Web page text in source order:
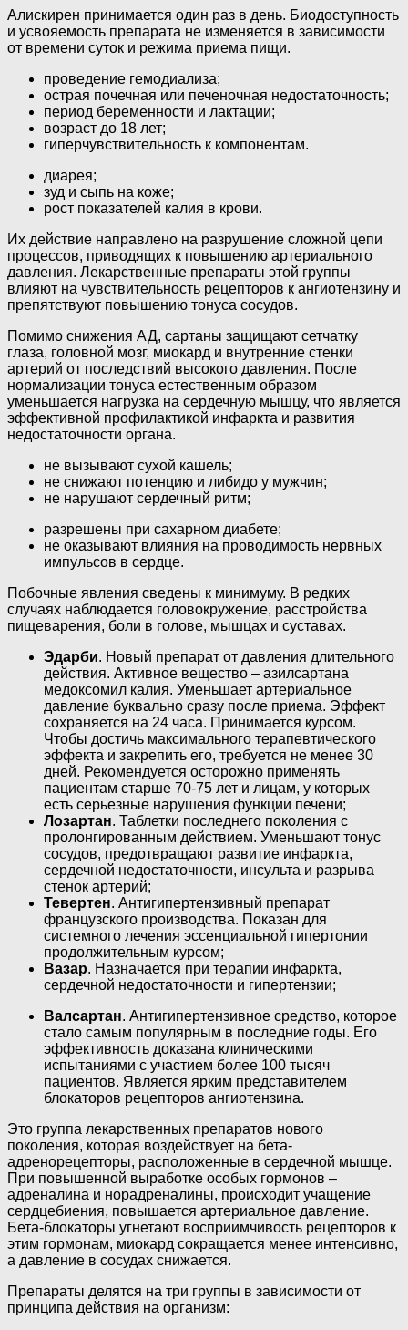
Алискирен принимается один раз в день. Биодоступность
и усвояемость препарата не изменяется в зависимости
от времени суток и режима приема пищи.
проведение гемодиализа;
острая почечная или печеночная недостаточность;
период беременности и лактации;
возраст до 18 лет;
гиперчувствительность к компонентам.
диарея;
зуд и сыпь на коже;
рост показателей калия в крови.
Их действие направлено на разрушение сложной цепи
процессов, приводящих к повышению артериального
давления. Лекарственные препараты этой группы
влияют на чувствительность рецепторов к ангиотензину и
препятствуют повышению тонуса сосудов.
Помимо снижения АД, сартаны защищают сетчатку
глаза, головной мозг, миокард и внутренние стенки
артерий от последствий высокого давления. После
нормализации тонуса естественным образом
уменьшается нагрузка на сердечную мышцу, что является
эффективной профилактикой инфаркта и развития
недостаточности органа.
не вызывают сухой кашель;
не снижают потенцию и либидо у мужчин;
не нарушают сердечный ритм;
разрешены при сахарном диабете;
не оказывают влияния на проводимость нервных
импульсов в сердце.
Побочные явления сведены к минимуму. В редких
случаях наблюдается головокружение, расстройства
пищеварения, боли в голове, мышцах и суставах.
Эдарби. Новый препарат от давления длительного
действия. Активное вещество – азилсартана
медоксомил калия. Уменьшает артериальное
давление буквально сразу после приема. Эффект
сохраняется на 24 часа. Принимается курсом.
Чтобы достичь максимального терапевтического
эффекта и закрепить его, требуется не менее 30
дней. Рекомендуется осторожно применять
пациентам старше 70-75 лет и лицам, у которых
есть серьезные нарушения функции печени;
Лозартан. Таблетки последнего поколения с
пролонгированным действием. Уменьшают тонус
сосудов, предотвращают развитие инфаркта,
сердечной недостаточности, инсульта и разрыва
стенок артерий;
Тевертен. Антигипертензивный препарат
французского производства. Показан для
системного лечения эссенциальной гипертонии
продолжительным курсом;
Вазар. Назначается при терапии инфаркта,
сердечной недостаточности и гипертензии;
Валсартан. Антигипертензивное средство, которое
стало самым популярным в последние годы. Его
эффективность доказана клиническими
испытаниями с участием более 100 тысяч
пациентов. Является ярким представителем
блокаторов рецепторов ангиотензина.
Это группа лекарственных препаратов нового
поколения, которая воздействует на бета-
адренорецепторы, расположенные в сердечной мышце.
При повышенной выработке особых гормонов –
адреналина и норадреналины, происходит учащение
сердцебиения, повышается артериальное давление.
Бета-блокаторы угнетают восприимчивость рецепторов к
этим гормонам, миокард сокращается менее интенсивно,
а давление в сосудах снижается.
Препараты делятся на три группы в зависимости от
принципа действия на организм: